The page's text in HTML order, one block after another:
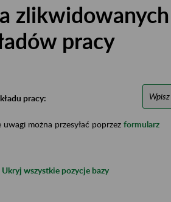
pracy
pracy:
uwagi można przesyłać poprzez formularz
Ukryj wszystkie pozycje bazy